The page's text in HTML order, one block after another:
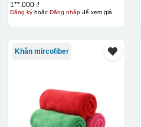
1**.000 ₫
Đăng kýhoặc Đăng nhậpđể xem giá
Khăn mircofiber